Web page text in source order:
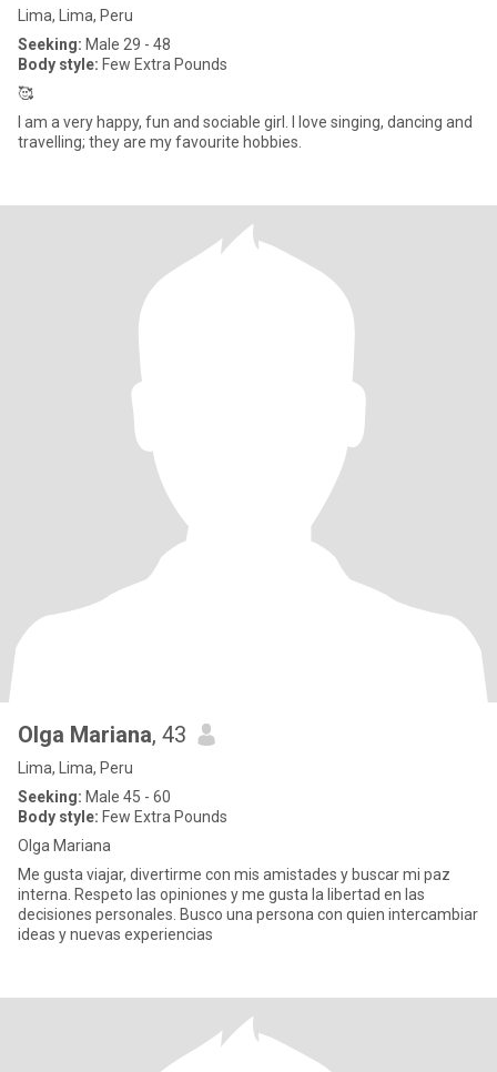
Lima, Lima, Peru
Seeking: Male 29 - 48
Body style: Few Extra Pounds
🥰
I am a very happy, fun and sociable girl. I love singing, dancing and
travelling; they are my favourite hobbies.
Olga Mariana, 43
Lima, Lima, Peru
Seeking: Male 45 - 60
Body style: Few Extra Pounds
Olga Mariana
Me gusta viajar, divertirme con mis amistades y buscar mi paz
interna. Respeto las opiniones y me gusta la libertad en las
decisiones personales. Busco una persona con quien intercambiar
ideas y nuevas experiencias